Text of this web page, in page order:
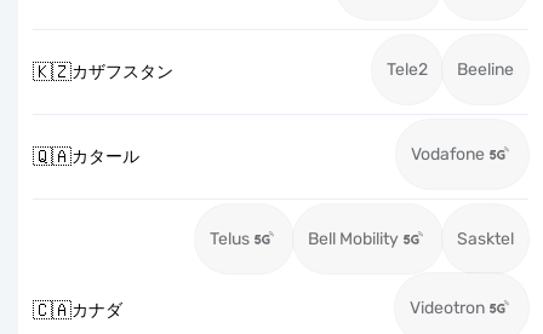
🇰🇿カザフスタン Tele2 Beeline
🇶🇦カタール Vodafone
🇨🇦カナダ
Telus Bell Mobility Sasktel
Videotron